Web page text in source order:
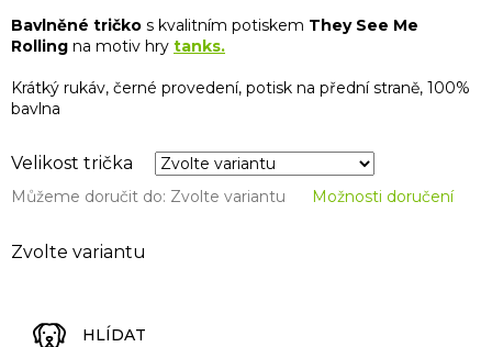
Zvolte variantu
Velikost trička
Můžeme doručit do: Zvolte variantu Možnosti doručení
Bavlněné tričko s kvalitním potiskem They See Me
Rolling na motiv hry tanks.
Krátký rukáv, černé provedení, potisk na přední straně, 100%
bavlna
HLÍDAT